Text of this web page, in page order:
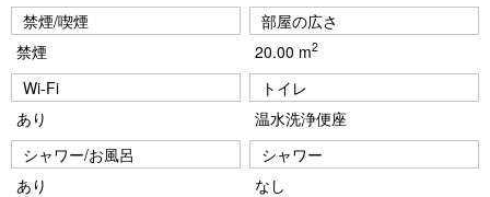
禁煙/喫煙
禁煙
部屋の広さ
20.00 m2
Wi-Fi
あり
トイレ
温水洗浄便座
シャワー/お風呂
あり
シャワー
なし